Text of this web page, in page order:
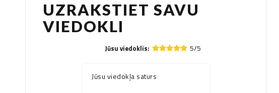
UZRAKSTIET SAVU
VIEDOKLI
Jūsu viedoklis: 5/5
Jūsu viedokļa saturs